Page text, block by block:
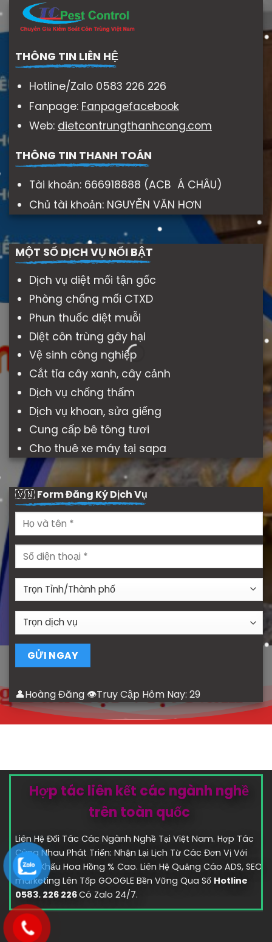
THÔNG TIN LIÊN HỆ
Hotline/Zalo 0583 226 226
Fanpage: Fanpagefacebook
Web: dietcontrungthanhcong.com
THÔNG TIN THANH TOÁN
Tài khoản: 666918888 (ACB Á CHÂU)
Chủ tài khoản: NGUYỄN VĂN HƠN
MỘT SỐ DỊCH VỤ NỔI BẬT
Dịch vụ diệt mối tận gốc
Phòng chống mối CTXD
Phun thuốc diệt muỗi
Diệt côn trùng gây hại
Vệ sinh công nghiệp
Cắt tỉa cây xanh, cây cảnh
Dịch vụ chống thấm
Dịch vụ khoan, sửa giếng
Cung cấp bê tông tươi
Cho thuê xe máy tại sapa
🇻🇳 Form Đăng Ký Dịch Vụ
👤Hoàng Đăng 👁Truy Cập Hôm Nay: 29
Hợp tác liên kết các ngành nghề
trên toàn quốc
Liên Hệ Đối Tác Các Ngành Nghề Tại Việt Nam. Hợp Tác
Cùng Nhau Phát Triển: Nhận Lại Lịch Từ Các Đơn Vị Với
Chiết Khấu Hoa Hồng % Cao. Liên Hệ Quảng Cáo ADS, SEO
marketing Lên Tốp GOOGLE Bền Vững Qua Số Hotline
0583. 226 226Có Zalo 24/7.